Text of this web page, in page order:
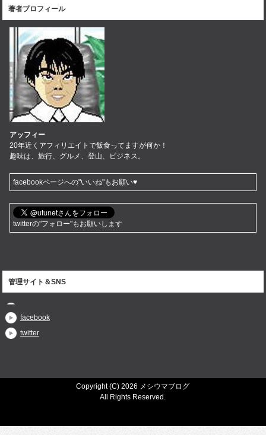
著者プロフィール
アッフィー
20年近くアフィリエイトで飯食ってますが何か！
趣味は、旅行、グルメ、登山、ビジネス。
facebookページへの"いいね"もお願い♥
twitterの"フォロー"もお願いします
管理サイト＆SNS
facebook
twitter
Copyright (C) 2026 メシウマブログ
All Rights Reserved.